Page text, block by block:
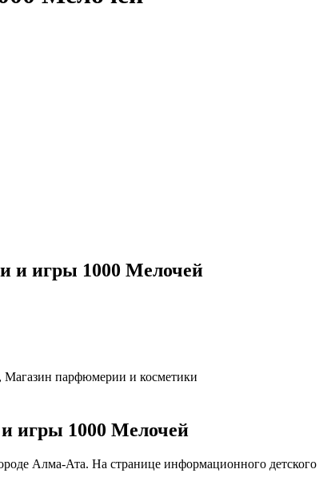
и игры 1000 Мелочей
Магазин парфюмерии и косметики
игры 1000 Мелочей
Алма-Ата. На странице информационного